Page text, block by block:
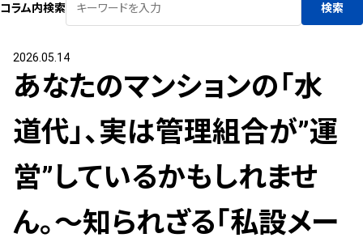
コラム内検索 検索
2026.05.14
あなたのマンションの「水
道代」、実は管理組合が”運
営”しているかもしれませ
ん。〜知られざる「私設メー
サービス一覧
管理組合運営
メルの理事会アドバイザー »
メルのプロ理事長 »
管理契約見直しドクター »
管理費カイゼン隊 »